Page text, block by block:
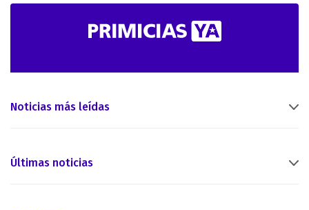
Noticias más leídas
Últimas noticias